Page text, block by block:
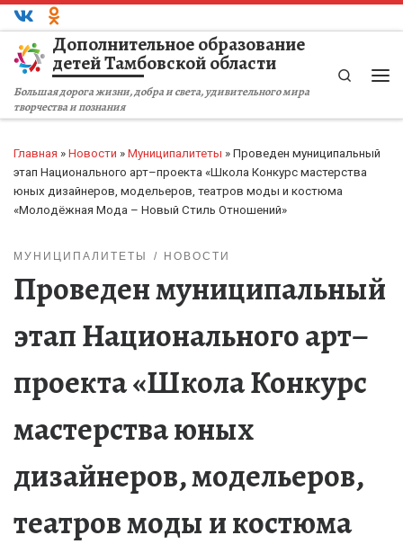
Перейти к содержимому
Дополнительное образование
детей Тамбовской области
Большая дорога жизни, добра и света, удивительного мира
творчества и познания
Search
Главная » Новости » Муниципалитеты » Проведен муниципальный
этап Национального арт–проекта «Школа Конкурс мастерства
юных дизайнеров, модельеров, театров моды и костюма
«Молодёжная Мода – Новый Стиль Отношений»
МУНИЦИПАЛИТЕТЫ НОВОСТИ
Проведен муниципальный
этап Национального арт–
проекта «Школа Конкурс
мастерства юных
дизайнеров, модельеров,
театров моды и костюма